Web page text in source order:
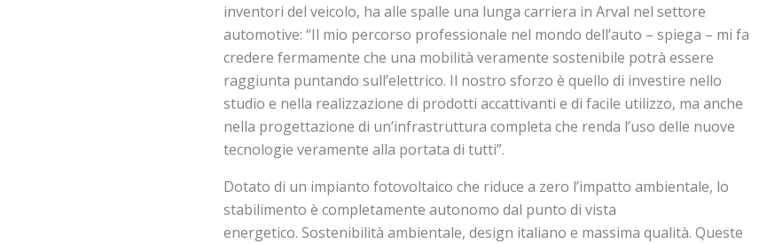
inventori del veicolo, ha alle spalle una lunga carriera in Arval nel settore
automotive: “Il mio percorso professionale nel mondo dell’auto – spiega – mi fa
credere fermamente che una mobilità veramente sostenibile potrà essere
raggiunta puntando sull’elettrico. Il nostro sforzo è quello di investire nello
studio e nella realizzazione di prodotti accattivanti e di facile utilizzo, ma anche
nella progettazione di un’infrastruttura completa che renda l’uso delle nuove
tecnologie veramente alla portata di tutti”.
Dotato di un impianto fotovoltaico che riduce a zero l’impatto ambientale, lo
stabilimento è completamente autonomo dal punto di vista
energetico. Sostenibilità ambientale, design italiano e massima qualità. Queste